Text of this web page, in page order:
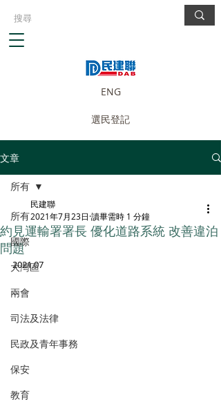
ENG
選民登記
文章
所有
國際
大灣區
兩會
司法及法律
民政及青年事務
保安
教育
所有
約見運輸署署長 優化道路系統 改善違泊
問題
民建聯
2021年7月23日 讀畢需時 1 分鐘
2021.07